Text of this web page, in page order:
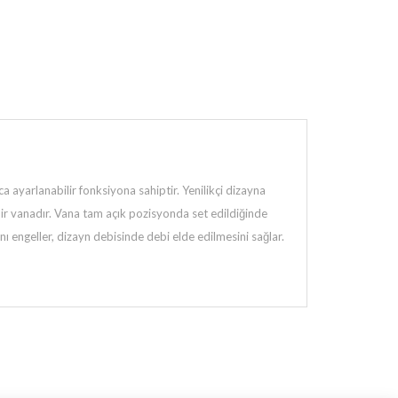
ayarlanabilir fonksiyona sahiptir. Yenilikçi dizayna
Vana tam açık pozisyonda set edildiğinde
engeller, dizayn debisinde debi elde edilmesini sağlar.